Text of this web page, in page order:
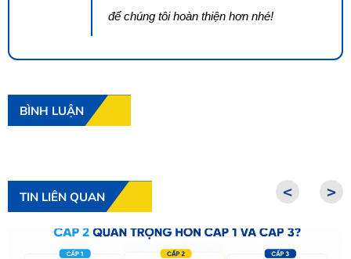
để chúng tôi hoàn thiện hơn nhé!
BÌNH LUẬN
TIN LIÊN QUAN < >